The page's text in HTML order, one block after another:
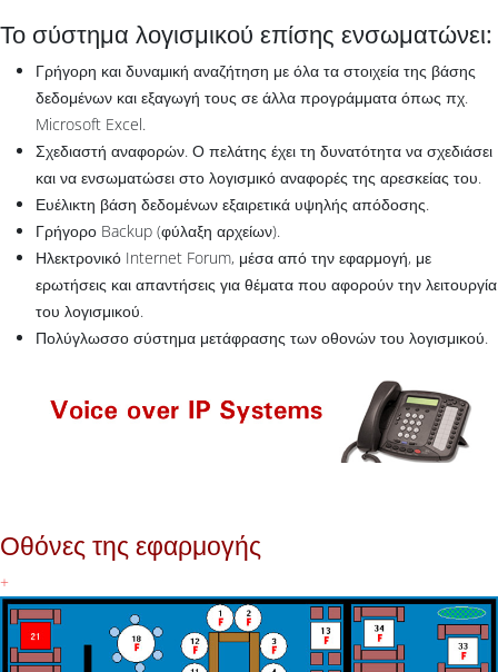
Το σύστημα λογισμικού επίσης ενσωματώνει:
Γρήγορη και δυναμική αναζήτηση με όλα τα στοιχεία της βάσης
δεδομένων και εξαγωγή τους σε άλλα προγράμματα όπως πχ.
Microsoft Excel.
Σχεδιαστή αναφορών. Ο πελάτης έχει τη δυνατότητα να σχεδιάσει
και να ενσωματώσει στο λογισμικό αναφορές της αρεσκείας του.
Ευέλικτη βάση δεδομένων εξαιρετικά υψηλής απόδοσης.
Γρήγορο Backup (φύλαξη αρχείων).
Ηλεκτρονικό Internet Forum, μέσα από την εφαρμογή, με
ερωτήσεις και απαντήσεις για θέματα που αφορούν την λειτουργία
του λογισμικού.
Πολύγλωσσο σύστημα μετάφρασης των οθονών του λογισμικού.
Οθόνες της εφαρμογής
+